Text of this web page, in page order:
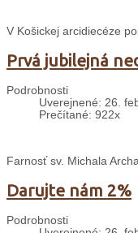
V Košickej arcidiecéze
Prvá jubilejná
Podrobnosti
Uverejnené: 26.
Prečítané: 922x
Farnosť sv. Michala
Darujte nám 2%
Podrobnosti